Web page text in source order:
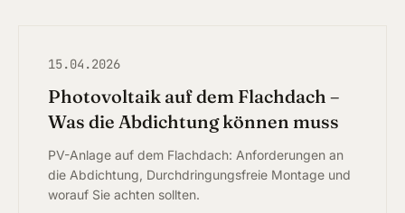
15.04.2026
Photovoltaik auf dem Flachdach –
Was die Abdichtung können muss
PV-Anlage auf dem Flachdach: Anforderungen an
die Abdichtung, Durchdringungsfreie Montage und
worauf Sie achten sollten.